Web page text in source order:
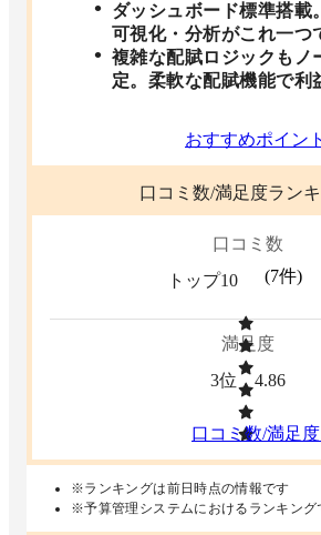
ダッシュボード標準搭載
可視化・分析がこれ一つ
複雑な配賦ロジックもノ
定。柔軟な配賦機能で利
おすすめポイン
口コミ数/満足度ラン
口コミ数
トップ10
(7件)
満足度
3位
4.86
口コミ数/満足
※ランキングは前日時点の情報です
※予算管理システムにおけるランキング